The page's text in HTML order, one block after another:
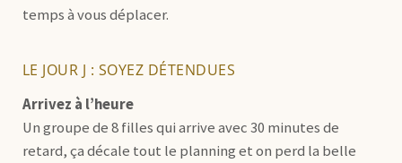
temps à vous déplacer.
LE JOUR J : SOYEZ DÉTENDUES
Arrivez à l’heure
Un groupe de 8 filles qui arrive avec 30 minutes de
retard, ça décale tout le planning et on perd la belle